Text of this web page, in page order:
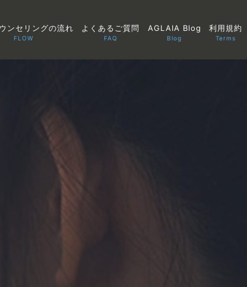
ンセリングの流れ
FLOW
よくあるご質問
FAQ
AGLAIA Blog
Blog
利用規約
Terms